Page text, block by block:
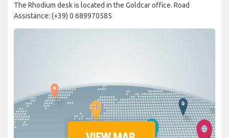
The Rhodium desk is located in the Goldcar office. Road
Assistance: (+39) 0 689970585